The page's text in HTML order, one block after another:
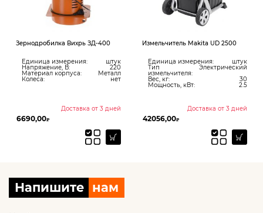
Зернодробилка Вихрь ЗД-400
Единица измерения: штук
Напряжение, В: 220
Материал корпуса: Металл
Колеса: нет
Доставка от 3 дней
6690,00₽
Измельчитель Makita UD 2500
Единица измерения: штук
Тип
измельчителя:
Электрический
Вес, кг:
30
Мощность, кВт: 2.5
Доставка от 3 дней
42056,00₽
Напишите нам